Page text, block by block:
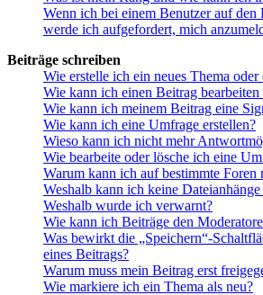
Wenn ich bei einem Benutzer auf
werde ich aufgefordert, mich
Beiträge schreiben
Wie erstelle ich ein neues Thema
Wie kann ich einen Beitrag bearbeiten
Wie kann ich meinem Beitrag eine
Wie kann ich eine Umfrage erstellen?
Wieso kann ich nicht mehr
Wie bearbeite oder lösche ich eine
Warum kann ich auf bestimmte Foren
Weshalb kann ich keine
Weshalb wurde ich verwarnt?
Wie kann ich Beiträge den
Was bewirkt die „Speichern“-
eines Beitrags?
Warum muss mein Beitrag erst
Wie markiere ich ein Thema als neu?